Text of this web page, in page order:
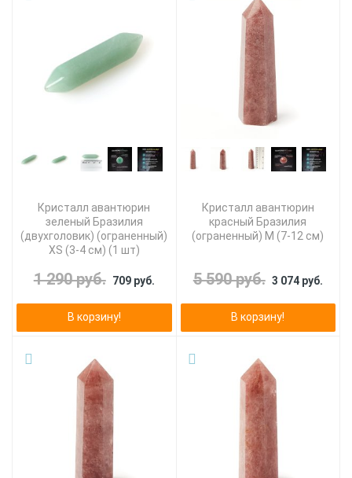
Кристалл авантюрин
зеленый Бразилия
(двухголовик) (ограненный)
XS (3-4 см) (1 шт)
1 290 руб. 709 руб.
В корзину!
Кристалл авантюрин
красный Бразилия
(ограненный) M (7-12 см)
5 590 руб. 3 074 руб.
В корзину!